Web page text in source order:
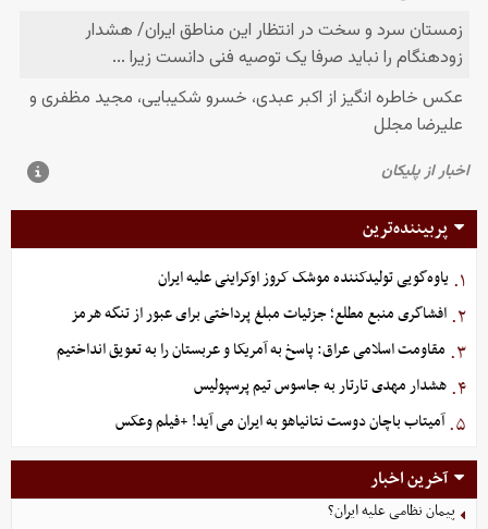
پربیننده‌ترین
۱. یاوه‌گویی تولیدکننده موشک کروز اوکراینی علیه ایران
۲. افشاگری منبع مطلع؛ جزئیات مبلغ پرداختی برای عبور از تنگه هرمز
۳. مقاومت اسلامی عراق: پاسخ به آمریکا و عربستان را به تعویق انداختیم
۴. هشدار مهدی تارتار به جاسوس تیم پرسپولیس
۵. آمیتاب باچان دوست نتانیاهو به ایران می آید! +فیلم وعکس
آخرین اخبار
پیمان نظامی علیه ایران؟